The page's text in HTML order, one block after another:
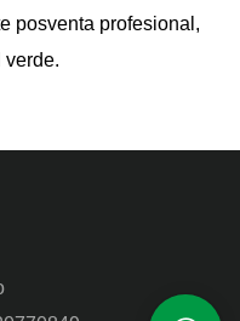
posventa profesional,
verde.